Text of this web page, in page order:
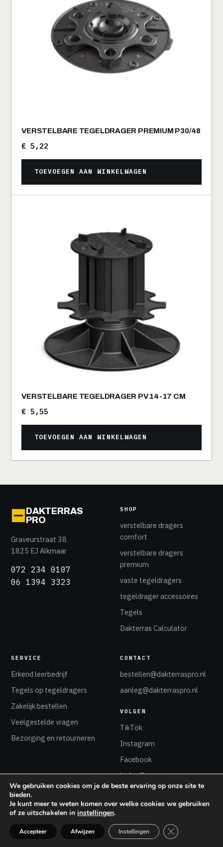
VERSTELBARE TEGELDRAGER PREMIUM P30/48
€ 5,22
TOEVOEGEN AAN WINKELWAGEN
VERSTELBARE TEGELDRAGER PV 14-17 CM
€ 5,55
TOEVOEGEN AAN WINKELWAGEN
DAKTERRAS
PRO
Graveurstraat 38
1825 EJ Alkmaar
072 234 0107
06 1394 3323
SHOP
verstelbare dragers
comfort
verstelbare dragers
premium
vaste tegeldragers
tegeldrager accessoires
Tegels
Dakterras Calculator
SERVICE
Erkend leerbedrijf
Tegels op tegeldragers
Zakelijk bestellen
Veelgestelde vragen
Bezorging en retourneren
CONTACT
bestellen@dakterraspro.nl
aanleg@dakterraspro.nl
VOLGEN
TikTok
Instagram
Facebook
LinkedIn
Onderdeel van Katuin Dakbestrating
We gebruiken cookies om je de beste ervaring op onze site te
bieden.
Je kunt meer te weten komen over welke cookies we gebruiken
of ze uitschakelen in instellingen.
Accepteer Afwijzen Instellingen Sluit AVG/